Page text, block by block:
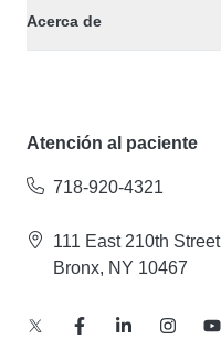
Acerca de
Atención al paciente
718-920-4321
111 East 210th Street
Bronx, NY 10467